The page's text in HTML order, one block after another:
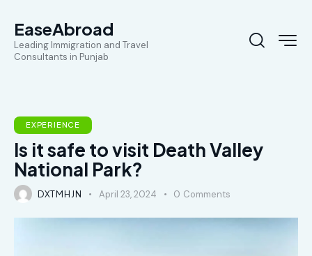
EaseAbroad
Leading Immigration and Travel
Consultants in Punjab
EXPERIENCE
Is it safe to visit Death Valley
National Park?
DXTMHJN April 23, 2024 0 Comments